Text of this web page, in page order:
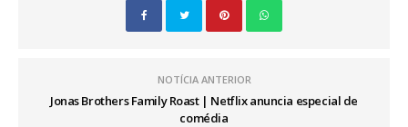
NOTÍCIA ANTERIOR
Jonas Brothers Family Roast | Netflix anuncia especial de
comédia